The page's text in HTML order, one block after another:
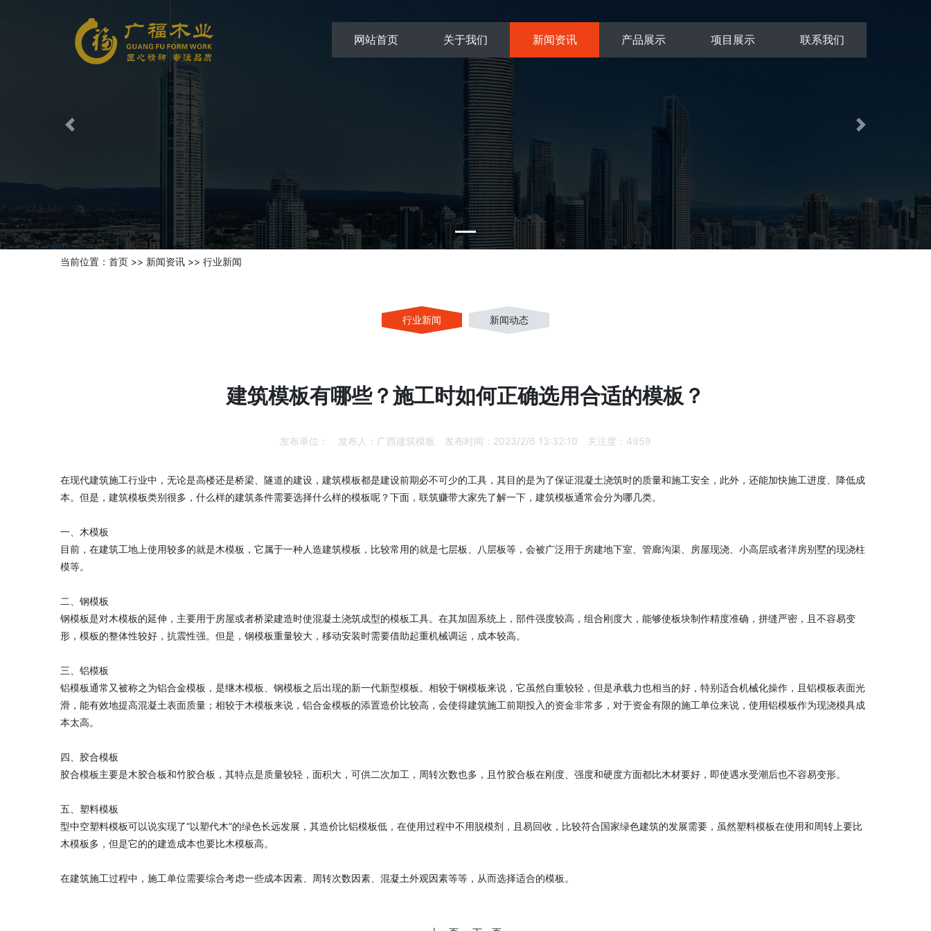
网站首页 关于我们 新闻资讯 产品展示 项目展示 联系我们
Previous Next
当前位置： 首页 >> 新闻资讯 >> 行业新闻
行业新闻 新闻动态
建筑模板有哪些？施工时如何正确选用合适的模板？
发布单位： 发布人： 广西建筑模板 发布时间： 2023/2/6 13:32:10 关注度： 4959
在现代建筑施工行业中，无论是高楼还是桥梁、隧道的建设，建筑模板都是建设前期必不可少的工具，其目的是为了保证混凝土浇筑时的质量和施工安全，此外，还能加快施工进度、降低成
本。但是，建筑模板类别很多，什么样的建筑条件需要选择什么样的模板呢？下面，联筑赚带大家先了解一下，建筑模板通常会分为哪几类。
一、木模板
目前，在建筑工地上使用较多的就是木模板，它属于一种人造建筑模板，比较常用的就是七层板、八层板等，会被广泛用于房建地下室、管廊沟渠、房屋现浇、小高层或者洋房别墅的现浇柱
模等。
二、钢模板
钢模板是对木模板的延伸，主要用于房屋或者桥梁建造时使混凝土浇筑成型的模板工具。在其加固系统上，部件强度较高，组合刚度大，能够使板块制作精度准确，拼缝严密，且不容易变
形，模板的整体性较好，抗震性强。但是，钢模板重量较大，移动安装时需要借助起重机械调运，成本较高。
三、铝模板
铝模板通常又被称之为铝合金模板，是继木模板、钢模板之后出现的新一代新型模板。相较于钢模板来说，它虽然自重较轻，但是承载力也相当的好，特别适合机械化操作，且铝模板表面光
滑，能有效地提高混凝土表面质量；相较于木模板来说，铝合金模板的添置造价比较高，会使得建筑施工前期投入的资金非常多，对于资金有限的施工单位来说，使用铝模板作为现浇模具成
本太高。
四、胶合模板
胶合模板主要是木胶合板和竹胶合板，其特点是质量较轻，面积大，可供二次加工，周转次数也多，且竹胶合板在刚度、强度和硬度方面都比木材要好，即使遇水受潮后也不容易变形。
五、塑料模板
型中空塑料模板可以说实现了“以塑代木”的绿色长远发展，其造价比铝模板低，在使用过程中不用脱模剂，且易回收，比较符合国家绿色建筑的发展需要，虽然塑料模板在使用和周转上要比
木模板多，但是它的的建造成本也要比木模板高。
在建筑施工过程中，施工单位需要综合考虑一些成本因素、周转次数因素、混凝土外观因素等等，从而选择适合的模板。